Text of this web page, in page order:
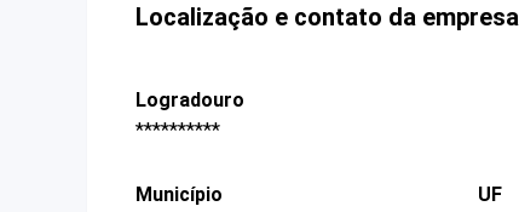
Localização e contato da empresa
Logradouro
**********
Município
UF